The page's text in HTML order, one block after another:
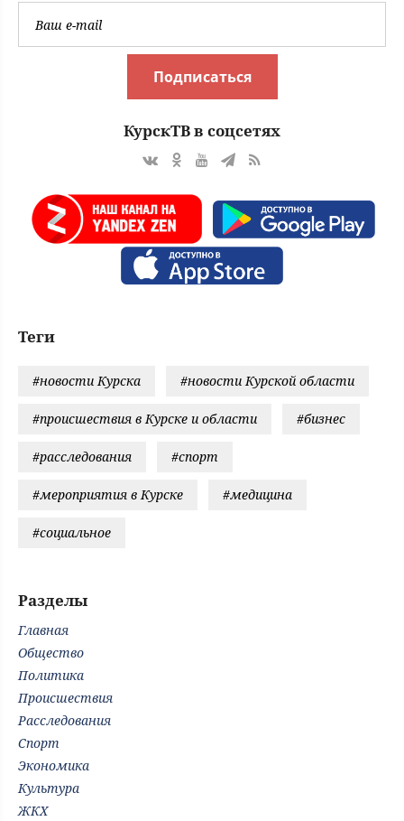
Подписаться
КурскТВ в соцсетях
Теги
#новости Курска #новости Курской области
#происшествия в Курске и области #бизнес
#расследования #спорт
#мероприятия в Курске #медицина
#социальное
Разделы
Главная
Общество
Политика
Происшествия
Расследования
Спорт
Экономика
Культура
ЖКХ